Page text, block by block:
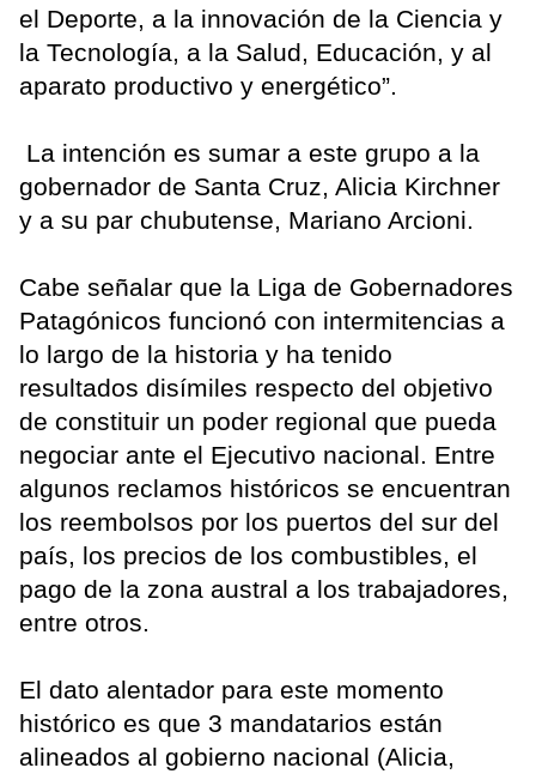
el Deporte, a la innovación de la Ciencia y
la Tecnología, a la Salud, Educación, y al
aparato productivo y energético”.
La intención es sumar a este grupo a la
gobernador de Santa Cruz, Alicia Kirchner
y a su par chubutense, Mariano Arcioni.
Cabe señalar que la Liga de Gobernadores
Patagónicos funcionó con intermitencias a
lo largo de la historia y ha tenido
resultados disímiles respecto del objetivo
de constituir un poder regional que pueda
negociar ante el Ejecutivo nacional. Entre
algunos reclamos históricos se encuentran
los reembolsos por los puertos del sur del
país, los precios de los combustibles, el
pago de la zona austral a los trabajadores,
entre otros.
El dato alentador para este momento
histórico es que 3 mandatarios están
alineados al gobierno nacional (Alicia,